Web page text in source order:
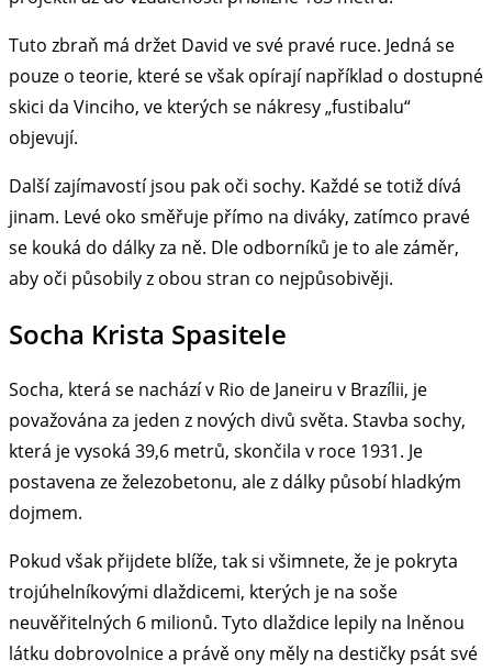
Tuto zbraň má držet David ve své pravé ruce. Jedná se
pouze o teorie, které se však opírají například o dostupné
skici da Vinciho, ve kterých se nákresy „fustibalu“
objevují.
Další zajímavostí jsou pak oči sochy. Každé se totiž dívá
jinam. Levé oko směřuje přímo na diváky, zatímco pravé
se kouká do dálky za ně. Dle odborníků je to ale záměr,
aby oči působily z obou stran co nejpůsobivěji.
Socha Krista Spasitele
Socha, která se nachází v Rio de Janeiru v Brazílii, je
považována za jeden z nových divů světa. Stavba sochy,
která je vysoká 39,6 metrů, skončila v roce 1931. Je
postavena ze železobetonu, ale z dálky působí hladkým
dojmem.
Pokud však přijdete blíže, tak si všimnete, že je pokryta
trojúhelníkovými dlaždicemi, kterých je na soše
neuvěřitelných 6 milionů. Tyto dlaždice lepily na lněnou
látku dobrovolnice a právě ony měly na destičky psát své